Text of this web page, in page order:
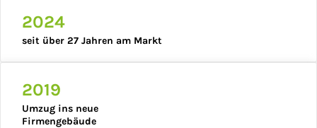
2024
seit über 27 Jahren am Markt
2019
Umzug ins neue
Firmengebäude